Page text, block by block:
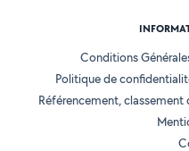
Conditions
Politique de
Référencement,